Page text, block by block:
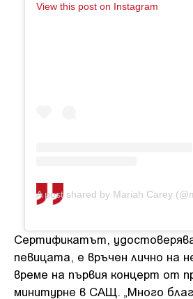
View this post on Instagram
A post shared by Mariah Carey
Сертификатът,
певицата, е връчен лично на
време на първия концерт от
минитурне в САЩ. „Много